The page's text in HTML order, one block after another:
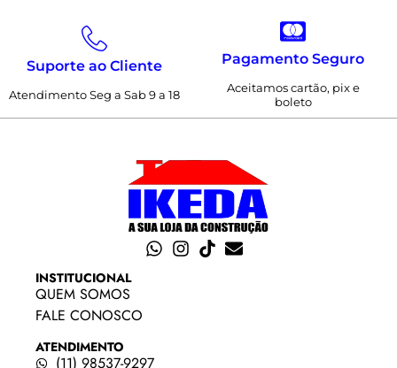
Suporte ao Cliente
Atendimento Seg a Sab 9 a 18
Pagamento Seguro
Aceitamos cartão, pix e
boleto
INSTITUCIONAL
QUEM SOMOS
FALE CONOSCO
ATENDIMENTO
(11) 98537-9297